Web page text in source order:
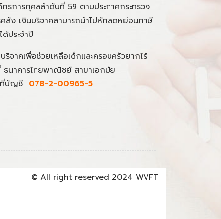
รการกุศลลำดับที่ 59 ตามประกาศกระทรวง
ลัง เงินบริจาคสามารถนำไปหักลดหย่อนภาษี
ด้ประจำปี
ริจาคเพื่อช่วยเหลือเด็กและครอบครัวยากไร้
ธนาคารไทยพาณิชย์ สาขาเอกมัย
ที่บัญชี 078-2-00965-5
© All right reserved 2024 WVFT